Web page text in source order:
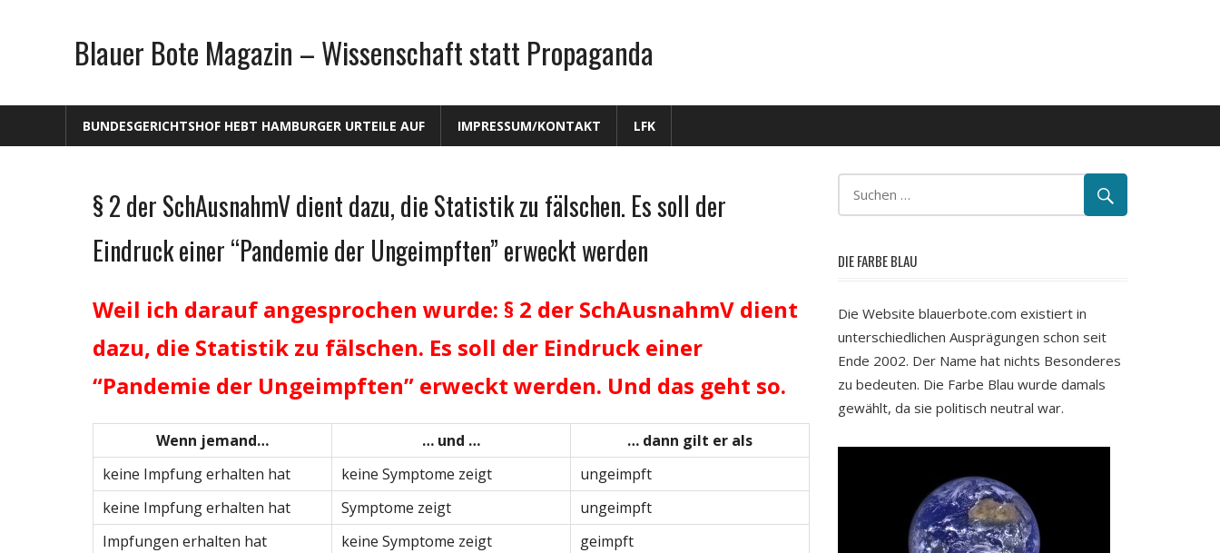
Blauer Bote Magazin – Wissenschaft statt Propaganda
BUNDESGERICHTSHOF HEBT HAMBURGER URTEILE AUF IMPRESSUM/KONTAKT LFK
Gesellschaft
Politik
Wissenschaft
§ 2 der SchAusnahmV dient dazu, die Statistik zu fälschen. Es soll der
Eindruck einer “Pandemie der Ungeimpften” erweckt werden
Weil ich darauf angesprochen wurde: § 2 der SchAusnahmV dient
dazu, die Statistik zu fälschen. Es soll der Eindruck einer
“Pandemie der Ungeimpften” erweckt werden. Und das geht so.
Wenn jemand… … und …
… dann gilt er als
keine Impfung erhalten hat
keine Symptome zeigt
ungeimpft
keine Impfung erhalten hat
Symptome zeigt
ungeimpft
Impfungen erhalten hat
keine Symptome zeigt
geimpft
DIE FARBE BLAU
Die Website blauerbote.com existiert in
unterschiedlichen Ausprägungen schon seit
Ende 2002. Der Name hat nichts Besonderes
zu bedeuten. Die Farbe Blau wurde damals
gewählt, da sie politisch neutral war.